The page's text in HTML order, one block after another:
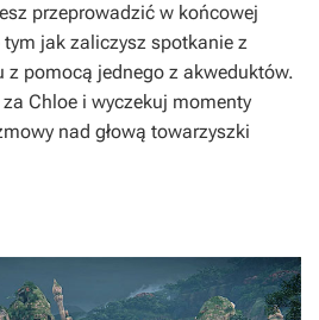
przeprowadzić w końcowej
jak zaliczysz spotkanie z
z pomocą jednego z akweduktów.
Chloe i wyczekuj momenty
nad głową towarzyszki